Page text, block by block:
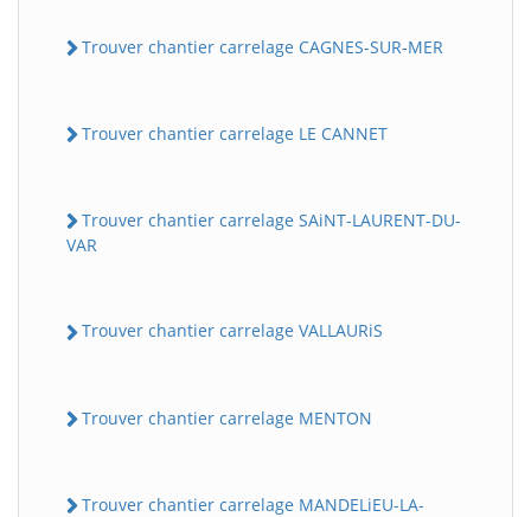
Trouver chantier carrelage CAGNES-SUR-MER
Trouver chantier carrelage LE CANNET
Trouver chantier carrelage SAiNT-LAURENT-DU-
VAR
Trouver chantier carrelage VALLAURiS
Trouver chantier carrelage MENTON
Trouver chantier carrelage MANDELiEU-LA-